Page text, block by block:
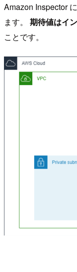
Amazon Inspector
ます。 期待値はイ
ことです。